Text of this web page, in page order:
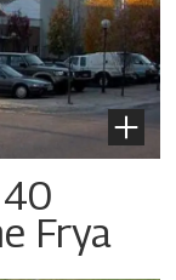
Frya